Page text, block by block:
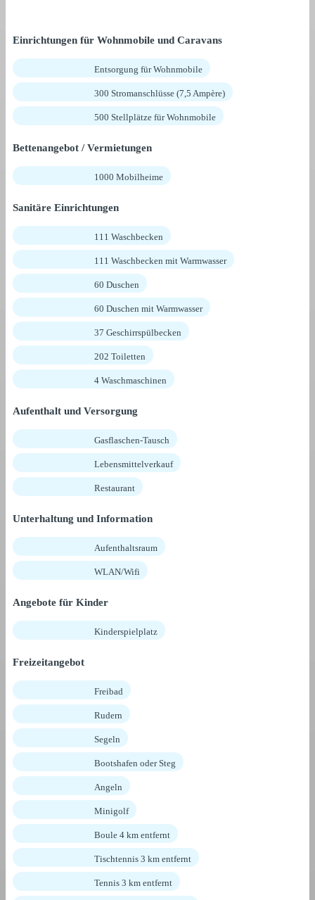
Einrichtungen für Wohnmobile und Caravans
Entsorgung für Wohnmobile
300 Stromanschlüsse (7,5 Ampère)
500 Stellplätze für Wohnmobile
Bettenangebot / Vermietungen
1000 Mobilheime
Sanitäre Einrichtungen
111 Waschbecken
111 Waschbecken mit Warmwasser
60 Duschen
60 Duschen mit Warmwasser
37 Geschirrspülbecken
202 Toiletten
4 Waschmaschinen
Aufenthalt und Versorgung
Gasflaschen-Tausch
Lebensmittelverkauf
Restaurant
Unterhaltung und Information
Aufenthaltsraum
WLAN/Wifi
Angebote für Kinder
Kinderspielplatz
Freizeitangebot
Freibad
Rudern
Segeln
Bootshafen oder Steg
Angeln
Minigolf
Boule 4 km entfernt
Tischtennis 3 km entfernt
Tennis 3 km entfernt